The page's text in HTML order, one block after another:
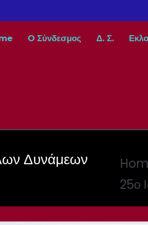
O Σύνδεσμος Δ. Σ.
Δυνάμεων
25ο